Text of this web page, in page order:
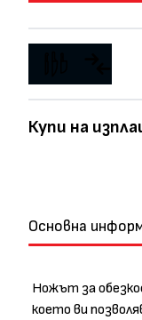
Купи на
Основна
Ножът за
което ви